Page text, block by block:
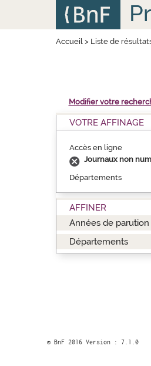
Accueil> Liste de
Modifier votre
VOTRE AFFINAGE
Accès en ligne
Journaux non
Départements
AFFINER
Années de parution
Départements
© BnF 2016 Version : 7.1.0
Panneau de gestion des cookies